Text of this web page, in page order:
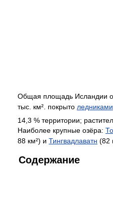
Общая площадь Исландии
тыс. км². покрыто ледниками
14,3 % территории;
Наиболее крупные озёра:
88 км²) и Тингвадлаватн (82
Содержание